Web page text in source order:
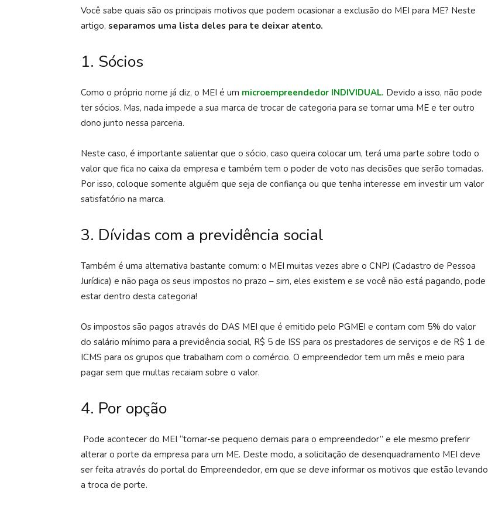
Você sabe quais são os principais motivos que podem ocasionar a exclusão do MEI para ME? Neste
artigo, separamos uma lista deles para te deixar atento.
1. Sócios
Como o próprio nome já diz, o MEI é um microempreendedor INDIVIDUAL. Devido a isso, não pode
ter sócios. Mas, nada impede a sua marca de trocar de categoria para se tornar uma ME e ter outro
dono junto nessa parceria.
Neste caso, é importante salientar que o sócio, caso queira colocar um, terá uma parte sobre todo o
valor que fica no caixa da empresa e também tem o poder de voto nas decisões que serão tomadas.
Por isso, coloque somente alguém que seja de confiança ou que tenha interesse em investir um valor
satisfatório na marca.
3. Dívidas com a previdência social
Também é uma alternativa bastante comum: o MEI muitas vezes abre o CNPJ (Cadastro de Pessoa
Jurídica) e não paga os seus impostos no prazo – sim, eles existem e se você não está pagando, pode
estar dentro desta categoria!
Os impostos são pagos através do DAS MEI que é emitido pelo PGMEI e contam com 5% do valor
do salário mínimo para a previdência social, R$ 5 de ISS para os prestadores de serviços e de R$ 1 de
ICMS para os grupos que trabalham com o comércio. O empreendedor tem um mês e meio para
pagar sem que multas recaiam sobre o valor.
4. Por opção
Pode acontecer do MEI “tornar-se pequeno demais para o empreendedor” e ele mesmo preferir
alterar o porte da empresa para um ME. Deste modo, a solicitação de desenquadramento MEI deve
ser feita através do portal do Empreendedor, em que se deve informar os motivos que estão levando
a troca de porte.